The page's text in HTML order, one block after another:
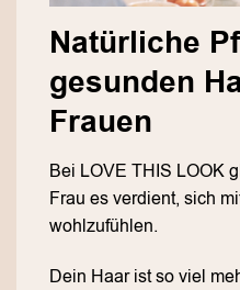
Natürliche
gesunden
Frauen
Bei LOVE THIS LOOK
Frau es verdient, sich
wohlzufühlen.
Dein Haar ist so viel